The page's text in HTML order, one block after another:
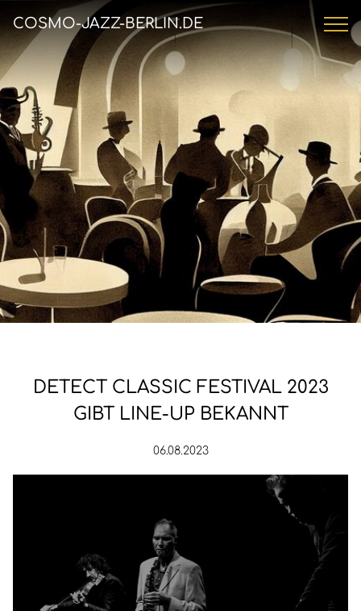
COSMO-JAZZ-BERLIN.DE
DETECT CLASSIC FESTIVAL 2023
GIBT LINE-UP BEKANNT
06.08.2023